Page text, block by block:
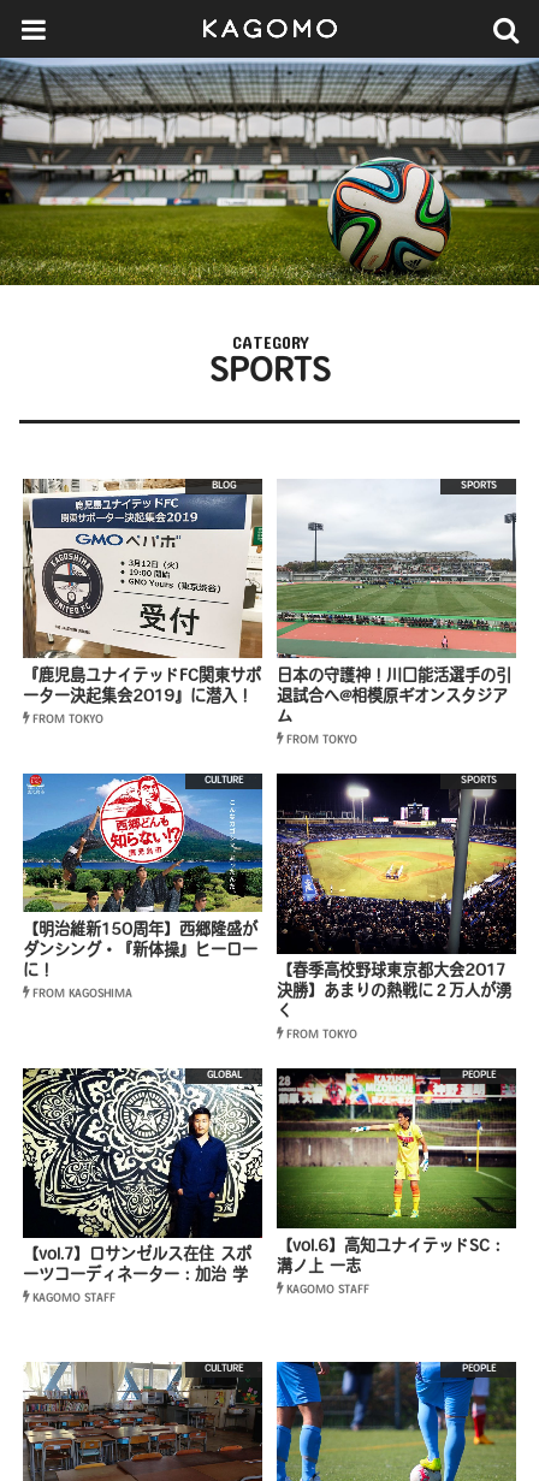
CATEGORY
SPORTS
BLOG
『鹿児島ユナイテッドFC関東サポ
ーター決起集会2019』に潜入！
FROM TOKYO
SPORTS
日本の守護神！川口能活選手の引
退試合へ@相模原ギオンスタジア
ム
FROM TOKYO
CULTURE
【明治維新150周年】西郷隆盛が
ダンシング・『新体操』ヒーロー
に！
FROM KAGOSHIMA
SPORTS
【春季高校野球東京都大会2017
決勝】あまりの熱戦に２万人が湧
く
FROM TOKYO
GLOBAL
【vol.7】ロサンゼルス在住 スポ
ーツコーディネーター：加治 学
KAGOMO STAFF
PEOPLE
【vol.6】高知ユナイテッドSC：
溝ノ上 一志
KAGOMO STAFF
CULTURE PEOPLE